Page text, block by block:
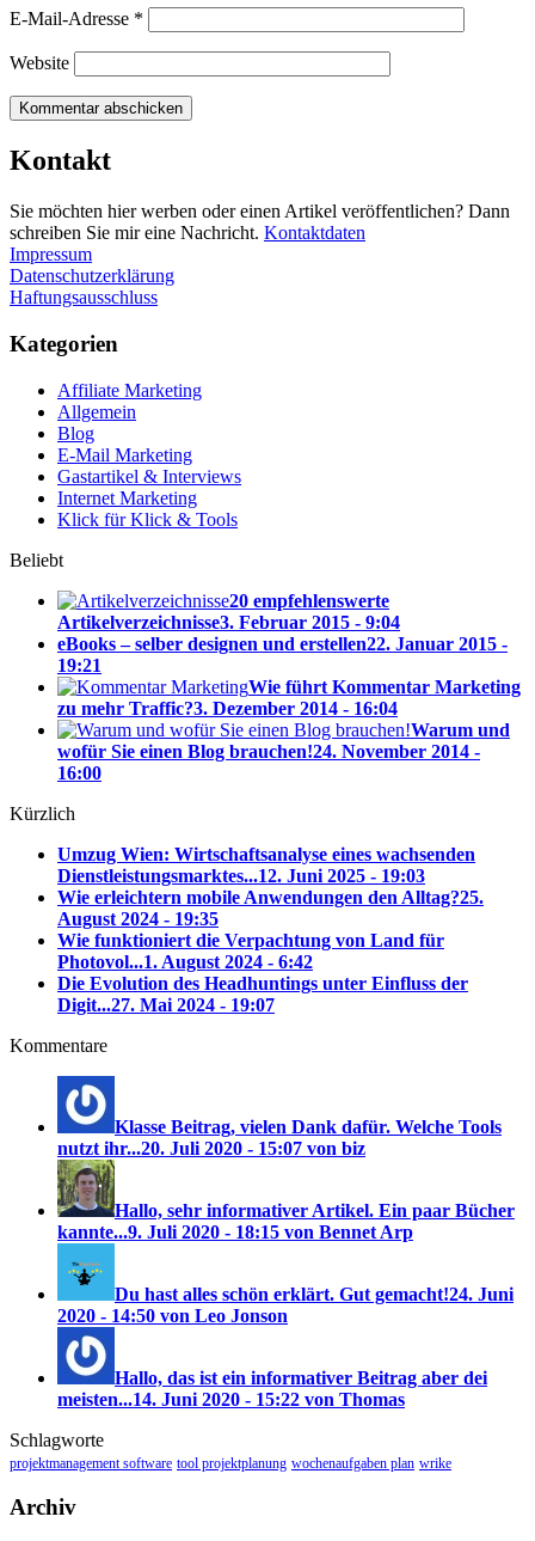
E-Mail-Adresse *
Website
Kontakt
Sie möchten hier werben oder einen Artikel veröffentlichen? Dann
schreiben Sie mir eine Nachricht. Kontaktdaten
Impressum
Datenschutzerklärung
Haftungsausschluss
Kategorien
Affiliate Marketing
Allgemein
Blog
E-Mail Marketing
Gastartikel & Interviews
Internet Marketing
Klick für Klick & Tools
Beliebt
20 empfehlenswerte
Artikelverzeichnisse3. Februar 2015 - 9:04
eBooks – selber designen und erstellen22. Januar 2015 -
19:21
Wie führt Kommentar Marketing
zu mehr Traffic?3. Dezember 2014 - 16:04
Warum und
wofür Sie einen Blog brauchen!24. November 2014 -
16:00
Kürzlich
Umzug Wien: Wirtschaftsanalyse eines wachsenden
Dienstleistungsmarktes...12. Juni 2025 - 19:03
Wie erleichtern mobile Anwendungen den Alltag?25.
August 2024 - 19:35
Wie funktioniert die Verpachtung von Land für
Photovol...1. August 2024 - 6:42
Die Evolution des Headhuntings unter Einfluss der
Digit...27. Mai 2024 - 19:07
Kommentare
Klasse Beitrag, vielen Dank dafür. Welche Tools
nutzt ihr...20. Juli 2020 - 15:07 von biz
Hallo, sehr informativer Artikel. Ein paar Bücher
kannte...9. Juli 2020 - 18:15 von Bennet Arp
Du hast alles schön erklärt. Gut gemacht!24. Juni
2020 - 14:50 von Leo Jonson
Hallo, das ist ein informativer Beitrag aber dei
meisten...14. Juni 2020 - 15:22 von Thomas
Schlagworte
projektmanagement software tool projektplanung wochenaufgaben plan wrike
Archiv